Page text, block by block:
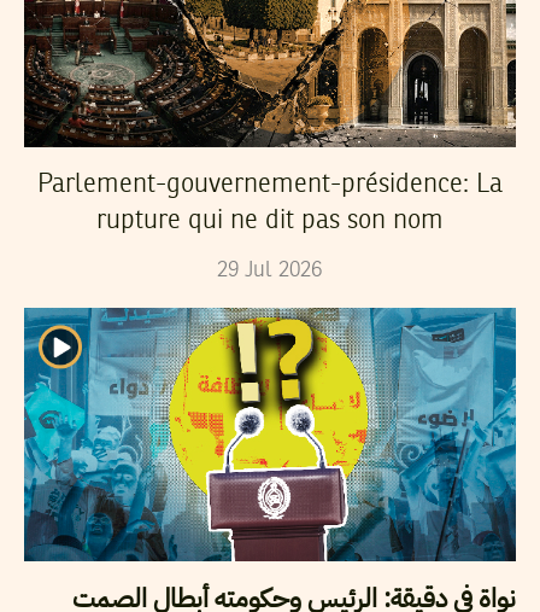
Parlement-gouvernement-présidence: La
rupture qui ne dit pas son nom
29 Jul 2026
نواة في دقيقة: الرئيس وحكومته أبطال الصمت